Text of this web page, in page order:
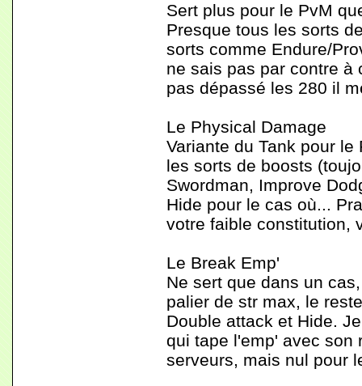
Sert plus pour le PvM
Presque tous les sorts
sorts comme Endure/
ne sais pas par contre à
pas dépassé les 280 il
Le Physical Damage
Variante du Tank pour
les sorts de boosts
Swordman, Improve
Hide pour le cas où...
votre faible constitution,
Le Break Emp'
Ne sert que dans un
palier de str max, le
Double attack et Hide.
qui tape l'emp' avec son
serveurs, mais nul pour